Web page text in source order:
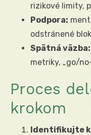
rizikové limity,
Podpora:
odstránené
Spätná väzba:
metriky, „go/
Proces
krokom
Identifikujte